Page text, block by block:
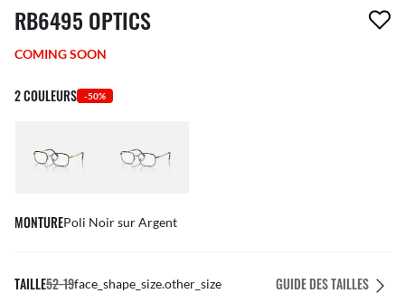
1 article a été retiré de votre liste de souhaits
RB6495 OPTICS
COMING SOON
2 COULEURS -50%
MONTUREPoli Noir sur Argent
TAILLE52-19face_shape_size.other_size GUIDE DES TAILLES